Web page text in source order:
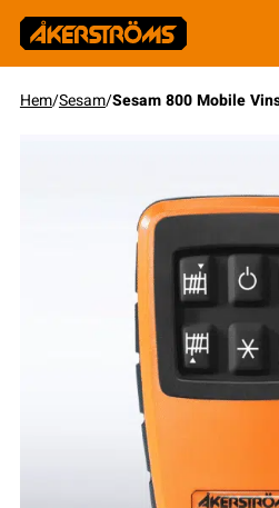
Hem/Sesam/Sesam 800 Mobile